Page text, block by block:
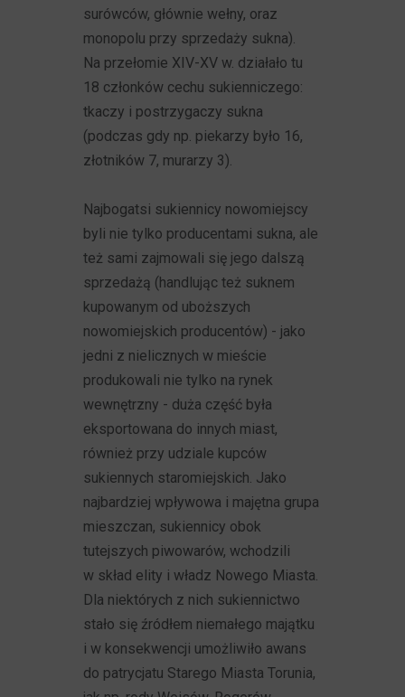
surówców, głównie wełny, oraz
monopolu przy sprzedaży sukna).
Na przełomie XIV-XV w. działało tu
18 członków cechu sukienniczego:
tkaczy i postrzygaczy sukna
(podczas gdy np. piekarzy było 16,
złotników 7, murarzy 3).
Najbogatsi sukiennicy nowomiejscy
byli nie tylko producentami sukna, ale
też sami zajmowali się jego dalszą
sprzedażą (handlując też suknem
kupowanym od uboższych
nowomiejskich producentów) - jako
jedni z nielicznych w mieście
produkowali nie tylko na rynek
wewnętrzny - duża część była
eksportowana do innych miast,
również przy udziale kupców
sukiennych staromiejskich. Jako
najbardziej wpływowa i majętna grupa
mieszczan, sukiennicy obok
tutejszych piwowarów, wchodzili
w skład elity i władz Nowego Miasta.
Dla niektórych z nich sukiennictwo
stało się źródłem niemałego majątku
i w konsekwencji umożliwiło awans
do patrycjatu Starego Miasta Torunia,